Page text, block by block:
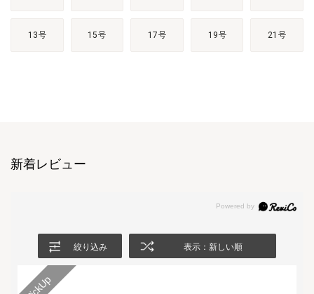
13号 15号 17号 19号 21号
新着レビュー
絞り込み 表示：新しい順